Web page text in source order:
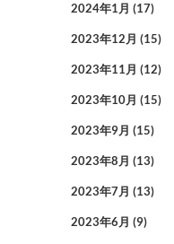
2024年1月 (17)
2023年12月 (15)
2023年11月 (12)
2023年10月 (15)
2023年9月 (15)
2023年8月 (13)
2023年7月 (13)
2023年6月 (9)